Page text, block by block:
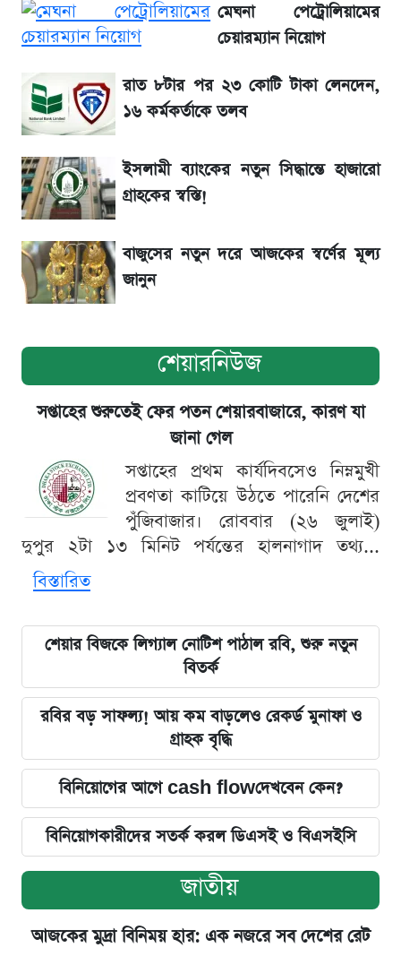
রবির বড় সাফল্য! আয় কম বাড়লেও রেকর্ড মুনাফা ও
শেয়ার বিজকে লিগ্যাল নোটিশ পাঠাল রবি, শুরু নতুন
বিতর্ক
সৌদিতে বাংলাদেশিদের আকামা নবায়নে বদলে গেল
নিয়ম
মেঘনা পেট্রোলিয়ামের
চেয়ারম্যান নিয়োগ
রাত ৮টার পর ২৩ কোটি টাকা লেনদেন,
১৬ কর্মকর্তাকে তলব
ইসলামী ব্যাংকের নতুন সিদ্ধান্তে হাজারো
গ্রাহকের স্বস্তি!
বাজুসের নতুন দরে আজকের স্বর্ণের মূল্য
জানুন
শেয়ারনিউজ
সপ্তাহের শুরুতেই ফের পতন শেয়ারবাজারে, কারণ যা
জানা গেল
সপ্তাহের প্রথম কার্যদিবসেও নিম্নমুখী
প্রবণতা কাটিয়ে উঠতে পারেনি দেশের
পুঁজিবাজার। রোববার (২৬ জুলাই)
দুপুর ২টা ১৩ মিনিট পর্যন্তের হালনাগাদ তথ্য...
বিস্তারিত
শেয়ার বিজকে লিগ্যাল নোটিশ পাঠাল রবি, শুরু নতুন
বিতর্ক
রবির বড় সাফল্য! আয় কম বাড়লেও রেকর্ড মুনাফা ও
গ্রাহক বৃদ্ধি
বিনিয়োগের আগে cash flowদেখবেন কেন?
বিনিয়োগকারীদের সতর্ক করল ডিএসই ও বিএসইসি
জাতীয়
আজকের মুদ্রা বিনিময় হার: এক নজরে সব দেশের রেট